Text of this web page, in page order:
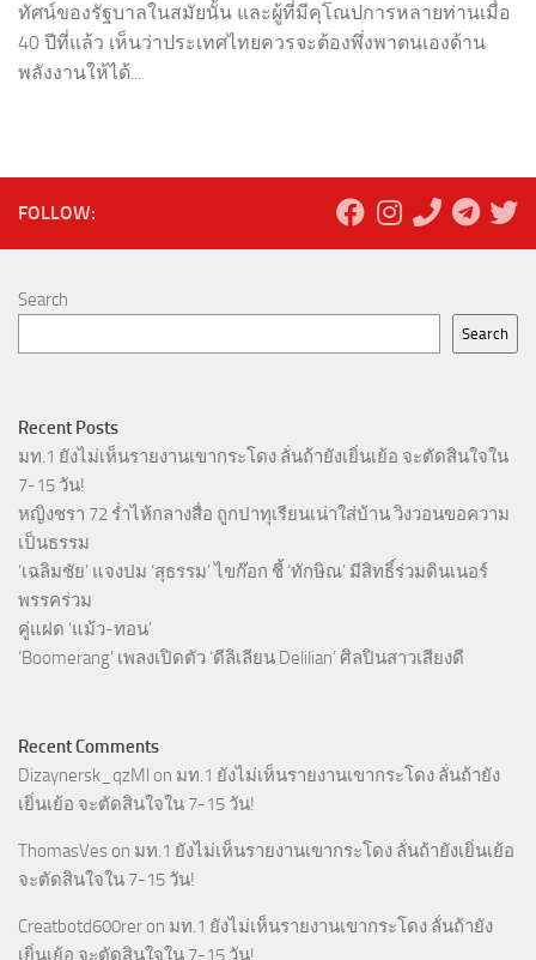
ทัศน์ของรัฐบาลในสมัยนั้น และผู้ที่มีคุโณปการหลายท่านเมื่อ
40 ปีที่แล้ว เห็นว่าประเทศไทยควรจะต้องพึ่งพาตนเองด้าน
พลังงานให้ได้...
FOLLOW:
Search
Search
Recent Posts
มท.1 ยังไม่เห็นรายงานเขากระโดง ลั่นถ้ายังเยิ่นเย้อ จะตัดสินใจใน
7-15 วัน!
หญิงชรา 72 ร่ำไห้กลางสื่อ ถูกปาทุเรียนเน่าใส่บ้าน วิงวอนขอความ
เป็นธรรม
‘เฉลิมชัย’ แจงปม ‘สุธรรม’ ไขก๊อก ชี้ ‘ทักษิณ’ มีสิทธิ์ร่วมดินเนอร์
พรรคร่วม
คู่แฝด ‘แม้ว-ทอน’
‘Boomerang’ เพลงเปิดตัว ‘ดีลิเลียน Delilian’ ศิลปินสาวเสียงดี
Recent Comments
Dizaynersk_qzMl on มท.1 ยังไม่เห็นรายงานเขากระโดง ลั่นถ้ายัง
เยิ่นเย้อ จะตัดสินใจใน 7-15 วัน!
ThomasVes on มท.1 ยังไม่เห็นรายงานเขากระโดง ลั่นถ้ายังเยิ่นเย้อ
จะตัดสินใจใน 7-15 วัน!
Creatbotd600rer on มท.1 ยังไม่เห็นรายงานเขากระโดง ลั่นถ้ายัง
เยิ่นเย้อ จะตัดสินใจใน 7-15 วัน!